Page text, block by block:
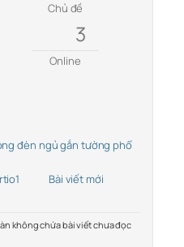
Chủ đề
3
Online
đèn ngủ gắn tường phổ
Bài viết mới
không chứa bài viết chưa đọc